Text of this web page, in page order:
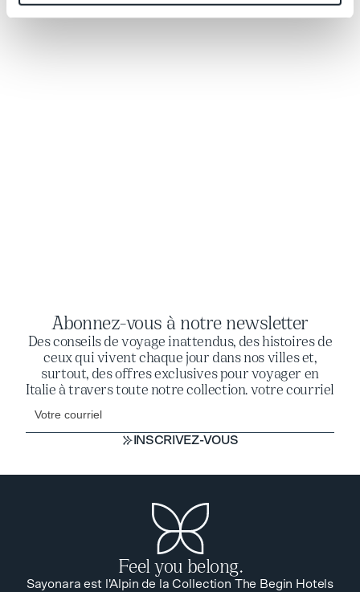
Abonnez-vous à notre newsletter
Des conseils de voyage inattendus, des histoires de
ceux qui vivent chaque jour dans nos villes et,
surtout, des offres exclusives pour voyager en
Italie à travers toute notre collection. votre courriel
INSCRIVEZ-VOUS
Feel you belong.
Sayonara est l'Alpin de la Collection The Begin Hotels